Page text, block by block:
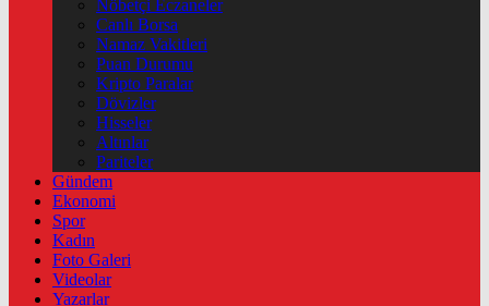
Nöbetçi Eczaneler
Canlı Borsa
Namaz Vakitleri
Puan Durumu
Kripto Paralar
Dövizler
Hisseler
Altınlar
Pariteler
Gündem
Ekonomi
Spor
Kadın
Foto Galeri
Videolar
Yazarlar